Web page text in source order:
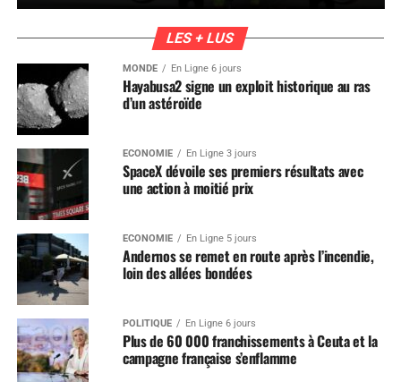
LES + LUS
MONDE En Ligne 6 jours
Hayabusa2 signe un exploit historique au ras
d’un astéroïde
ÉCONOMIE En Ligne 3 jours
SpaceX dévoile ses premiers résultats avec
une action à moitié prix
ÉCONOMIE En Ligne 5 jours
Andernos se remet en route après l’incendie,
loin des allées bondées
POLITIQUE En Ligne 6 jours
Plus de 60 000 franchissements à Ceuta et la
campagne française s’enflamme